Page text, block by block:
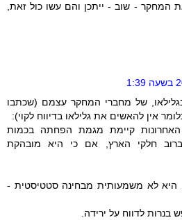
המחקר - שוב - ייתכן והם עשו כול זאת,
של מחברי המחקר עצמם (שכתבו
אין להאשים את גלילאו בדיווח לקוי):
השנים האחרונות קיימת מגמת הפחתה בכמות
חלקי הארץ, אם כי היא מובהקת
היא לא משמעותית מבחינה סטטיסטית -
לדווח על ירידה.